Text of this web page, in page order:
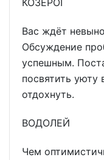
КОЗЕРОГ
Вас ждёт
Обсуждение
успешным.
посвятить уюту
отдохнуть.
ВОДОЛЕЙ
Чем